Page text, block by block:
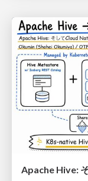
Apache Hive: